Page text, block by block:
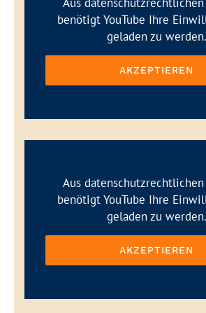
benötigt YouTube Ihre
geladen zu werden.
AKZEPTIEREN
Aus datenschutzrechtlichen
benötigt YouTube Ihre
geladen zu werden.
AKZEPTIEREN